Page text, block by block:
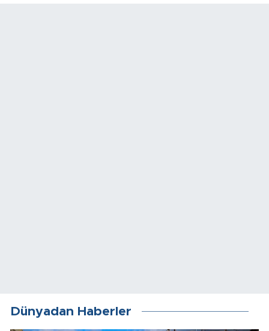
Dünyadan Haberler